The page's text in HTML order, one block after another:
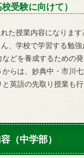
受験に向けて）
た授業内容になりま
、学校で学習する勉強
どを養成するための
らは、妙典中・市川
英語の先取り授業も
（中学部）